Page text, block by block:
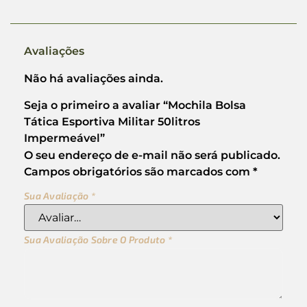
Avaliações
Não há avaliações ainda.
Seja o primeiro a avaliar “Mochila Bolsa
Tática Esportiva Militar 50litros
Impermeável”
O seu endereço de e-mail não será publicado.
Campos obrigatórios são marcados com *
Sua Avaliação *
Sua Avaliação Sobre O Produto *